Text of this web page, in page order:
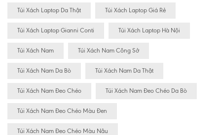
Túi Xách Laptop Da Thật Túi Xách Laptop Giá Rẻ
Túi Xách Laptop Gianni Conti Túi Xách Laptop Hà Nội
Túi Xách Nam Túi Xách Nam Công Sở
Túi Xách Nam Da Bò Túi Xách Nam Da Thật
Túi Xách Nam Đeo Chéo Túi Xách Nam Đeo Chéo Da Bò
Túi Xách Nam Đeo Chéo Màu Đen
Túi Xách Nam Đeo Chéo Màu Nâu